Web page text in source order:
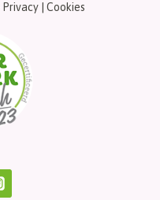
Privacy| Cookies